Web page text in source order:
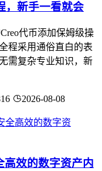
，新手一看就会
代币添加保姆级操
程采用通俗直白的表
需复杂专业知识，新
2026-08-08
高效的数字资产内